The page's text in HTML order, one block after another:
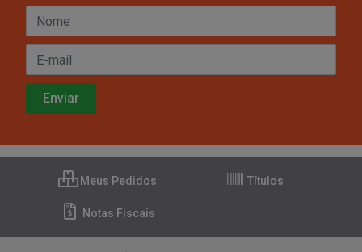
Meus Pedidos Títulos
Notas Fiscais